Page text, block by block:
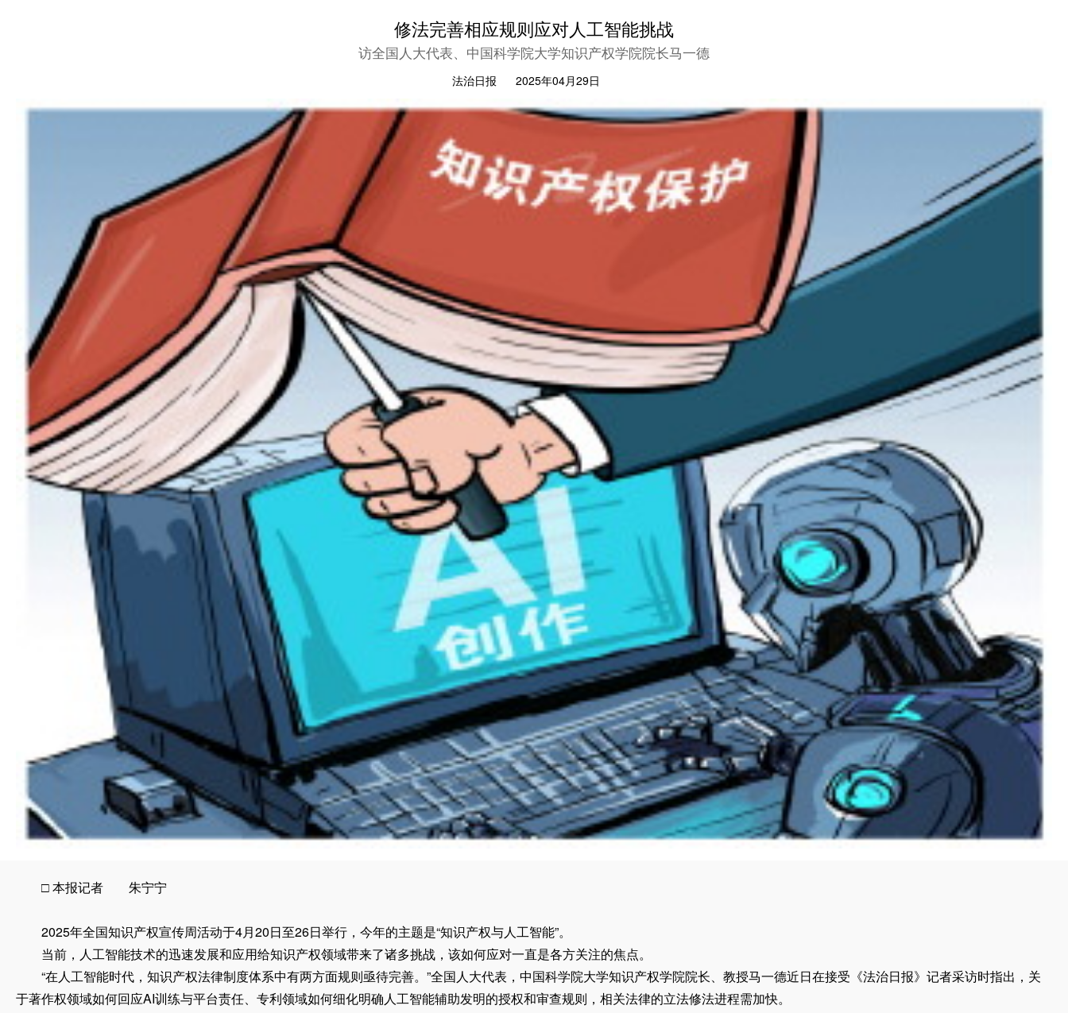
修法完善相应规则应对人工智能挑战
访全国人大代表、中国科学院大学知识产权学院院长马一德
法治日报 2025年04月29日
□ 本报记者 朱宁宁
2025年全国知识产权宣传周活动于4月20日至26日举行，今年的主题是“知识产权与人工智能”。
当前，人工智能技术的迅速发展和应用给知识产权领域带来了诸多挑战，该如何应对一直是各方关注的焦点。
“在人工智能时代，知识产权法律制度体系中有两方面规则亟待完善。”全国人大代表，中国科学院大学知识产权学院院长、教授马一德近日在接受《法治日报》记者采访时指出，关
于著作权领域如何回应AI训练与平台责任、专利领域如何细化明确人工智能辅助发明的授权和审查规则，相关法律的立法修法进程需加快。